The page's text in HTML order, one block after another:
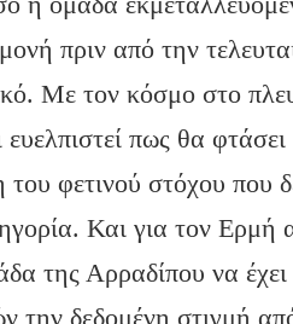
πριν από την
Με τον κόσμο στο
ευελπιστεί πως θα
του φετινού στόχου που
Και για τον Ερμή
της Αρραδίπου να
την δεδομένη στιγμή